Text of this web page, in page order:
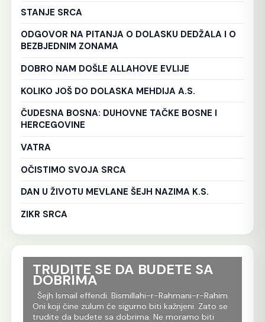
STANJE SRCA
ODGOVOR NA PITANJA O DOLASKU DEDŽALA I O
BEZBJEDNIM ZONAMA
DOBRO NAM DOŠLE ALLAHOVE EVLIJE
KOLIKO JOŠ DO DOLASKA MEHDIJA A.S.
ČUDESNA BOSNA: DUHOVNE TAČKE BOSNE I
HERCEGOVINE
VATRA
OČISTIMO SVOJA SRCA
DAN U ŽIVOTU MEVLANE ŠEJH NAZIMA K.S.
ZIKR SRCA
TRUDITE SE DA BUDETE SA
DOBRIMA
Šejh Ismail effendi. Bismillahi-r-Rahmani-r-Rahim.
Oni koji čine zulum će sigurno biti kažnjeni. Zato se
trudite da budete sa dobrima. Ne moramo biti